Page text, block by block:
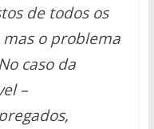
de todos os
o problema
caso da
–